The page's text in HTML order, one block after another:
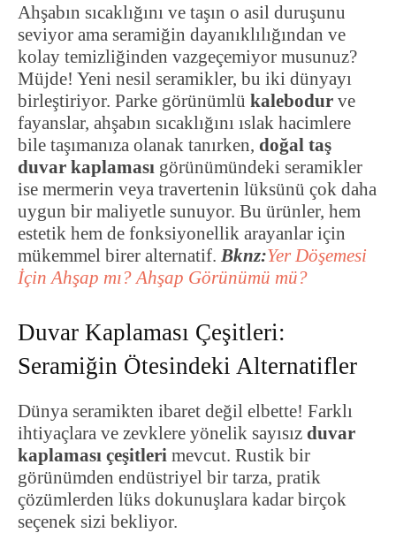
Ahşabın sıcaklığını ve taşın o asil duruşunu
seviyor ama seramiğin dayanıklılığından ve
kolay temizliğinden vazgeçemiyor musunuz?
Müjde! Yeni nesil seramikler, bu iki dünyayı
birleştiriyor. Parke görünümlü kalebodur ve
fayanslar, ahşabın sıcaklığını ıslak hacimlere
bile taşımanıza olanak tanırken, doğal taş
duvar kaplaması görünümündeki seramikler
ise mermerin veya travertenin lüksünü çok daha
uygun bir maliyetle sunuyor. Bu ürünler, hem
estetik hem de fonksiyonellik arayanlar için
mükemmel birer alternatif. Bknz:Yer Döşemesi
İçin Ahşap mı? Ahşap Görünümü mü?
Duvar Kaplaması Çeşitleri:
Seramiğin Ötesindeki Alternatifler
Dünya seramikten ibaret değil elbette! Farklı
ihtiyaçlara ve zevklere yönelik sayısız duvar
kaplaması çeşitleri mevcut. Rustik bir
görünümden endüstriyel bir tarza, pratik
çözümlerden lüks dokunuşlara kadar birçok
seçenek sizi bekliyor.